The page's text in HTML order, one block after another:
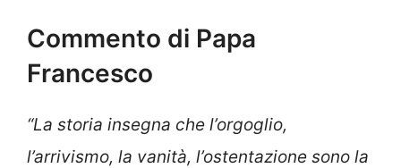
Commento di Papa
Francesco
“La storia insegna che l’orgoglio,
l’arrivismo, la vanità, l’ostentazione sono la